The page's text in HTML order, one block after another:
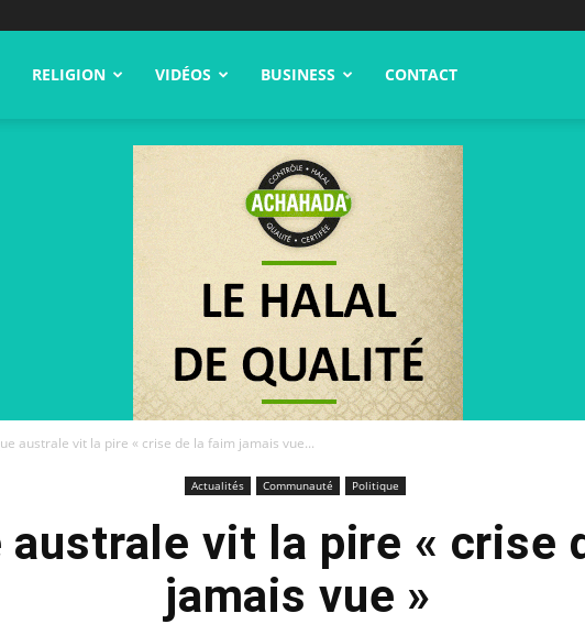
RELIGION VIDÉOS BUSINESS CONTACT
australe vit la pire « crise de la faim jamais vue...
Actualités Communauté Politique
australe vit la pire « crise
jamais vue »